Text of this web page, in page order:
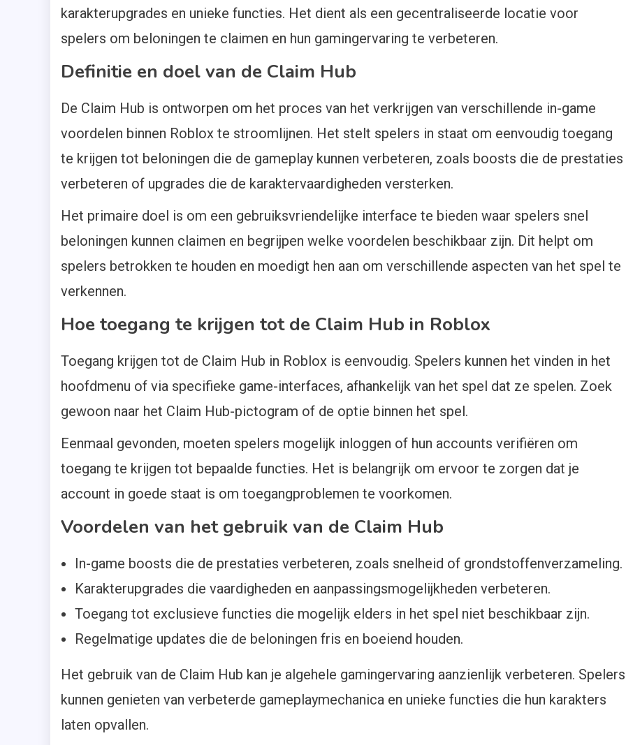
karakterupgrades en unieke functies. Het dient als een gecentraliseerde locatie voor
spelers om beloningen te claimen en hun gamingervaring te verbeteren.
Definitie en doel van de Claim Hub
De Claim Hub is ontworpen om het proces van het verkrijgen van verschillende in-game
voordelen binnen Roblox te stroomlijnen. Het stelt spelers in staat om eenvoudig toegang
te krijgen tot beloningen die de gameplay kunnen verbeteren, zoals boosts die de prestaties
verbeteren of upgrades die de karaktervaardigheden versterken.
Het primaire doel is om een gebruiksvriendelijke interface te bieden waar spelers snel
beloningen kunnen claimen en begrijpen welke voordelen beschikbaar zijn. Dit helpt om
spelers betrokken te houden en moedigt hen aan om verschillende aspecten van het spel te
verkennen.
Hoe toegang te krijgen tot de Claim Hub in Roblox
Toegang krijgen tot de Claim Hub in Roblox is eenvoudig. Spelers kunnen het vinden in het
hoofdmenu of via specifieke game-interfaces, afhankelijk van het spel dat ze spelen. Zoek
gewoon naar het Claim Hub-pictogram of de optie binnen het spel.
Eenmaal gevonden, moeten spelers mogelijk inloggen of hun accounts verifiëren om
toegang te krijgen tot bepaalde functies. Het is belangrijk om ervoor te zorgen dat je
account in goede staat is om toegangproblemen te voorkomen.
Voordelen van het gebruik van de Claim Hub
In-game boosts die de prestaties verbeteren, zoals snelheid of grondstoffenverzameling.
Karakterupgrades die vaardigheden en aanpassingsmogelijkheden verbeteren.
Toegang tot exclusieve functies die mogelijk elders in het spel niet beschikbaar zijn.
Regelmatige updates die de beloningen fris en boeiend houden.
Het gebruik van de Claim Hub kan je algehele gamingervaring aanzienlijk verbeteren. Spelers
kunnen genieten van verbeterde gameplaymechanica en unieke functies die hun karakters
laten opvallen.